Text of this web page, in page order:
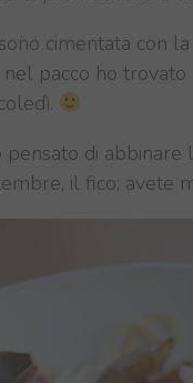
cimentata con la
nel pacco ho
pensato di
il fico; avete